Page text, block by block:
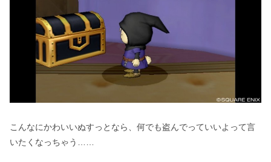
こんなにかわいいぬすっとなら、何でも盗んでっていいよって言
いたくなっちゃう……